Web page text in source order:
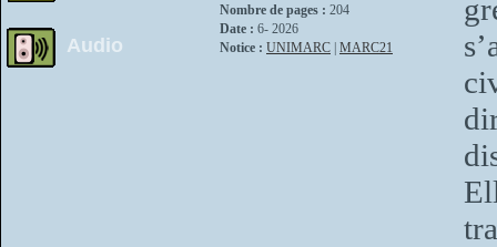
Audio
Nombre de pages : 204
Date : 6- 2026
Notice : UNIMARC MARC21